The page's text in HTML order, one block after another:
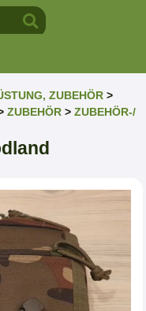
ZUBEHÖR >
ZUBEHÖR > ZUBEHÖR-/